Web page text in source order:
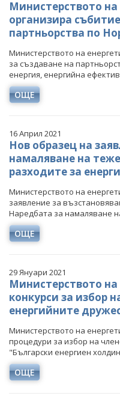
Министерството на
организира
партньорства по
Министерството на
за създаване на
енергия, енергийна
ОЩЕ
16 Април 2021
Нов образец на
намаляване на
разходите за
Министерството на
заявление за
Наредбата за намаляване
ОЩЕ
29 Януари 2021
Министерството на
конкурси за избор
енергийните
Министерството на
процедури за избор на
"Български енергиен
ОЩЕ